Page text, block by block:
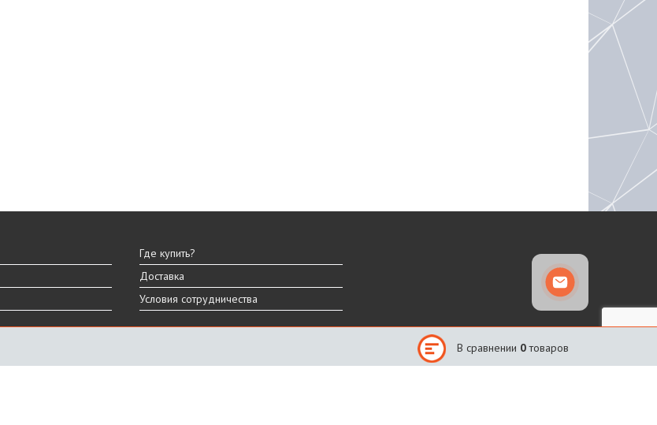
Где купить?
Доставка
Условия сотрудничества
В сравнении 0 товаров